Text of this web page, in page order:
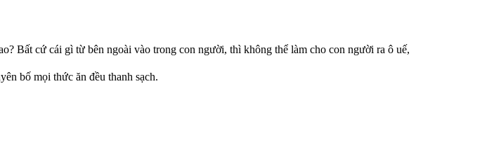
Bất cứ cái gì từ bên ngoài vào trong con người, thì không thể làm cho con người ra ô uế,
bố mọi thức ăn đều thanh sạch.